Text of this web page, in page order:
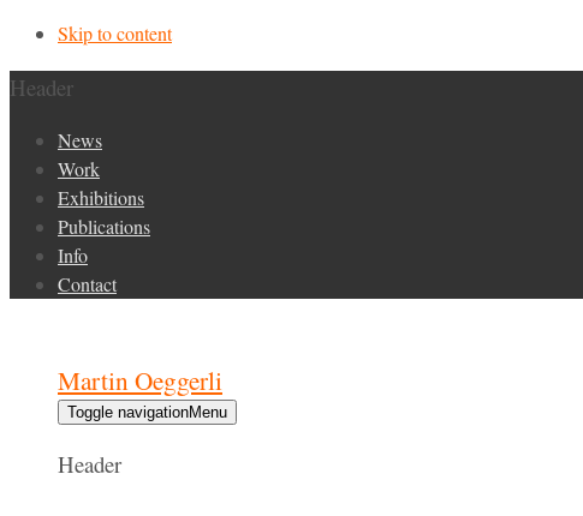
Skip to content
Header
News
Work
Exhibitions
Publications
Info
Contact
Martin Oeggerli
Toggle navigationMenu
Header